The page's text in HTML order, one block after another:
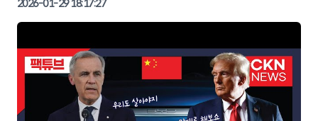
2026-01-29 18:17:27